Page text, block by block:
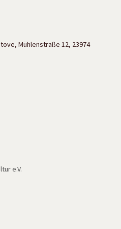
Mühlenstraße 12, 23974
e.V.